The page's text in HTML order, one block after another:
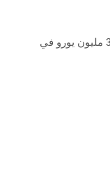
يعزّز الاتحاد الأوروبي دعمه للانتقال الطاقي في تونس من خلال توفير 35.8 مليون يورو في